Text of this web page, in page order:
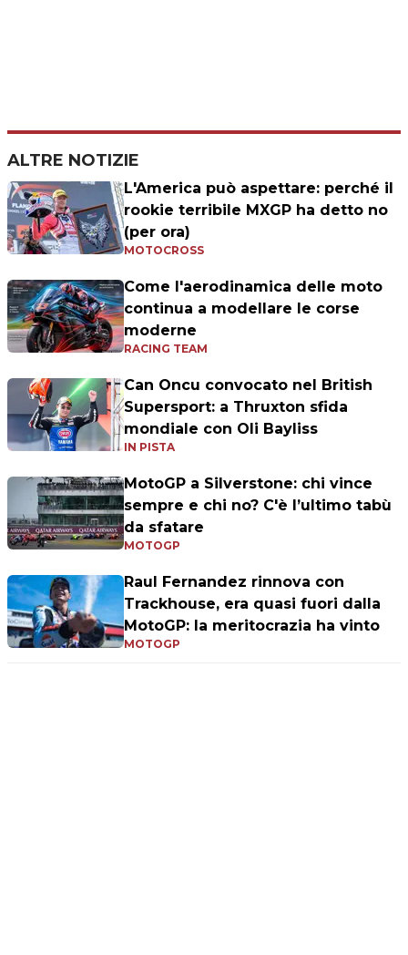
ALTRE NOTIZIE
L'America può aspettare: perché il
rookie terribile MXGP ha detto no
(per ora)
MOTOCROSS
Come l'aerodinamica delle moto
continua a modellare le corse
moderne
RACING TEAM
Can Oncu convocato nel British
Supersport: a Thruxton sfida
mondiale con Oli Bayliss
IN PISTA
MotoGP a Silverstone: chi vince
sempre e chi no? C'è l’ultimo tabù
da sfatare
MOTOGP
Raul Fernandez rinnova con
Trackhouse, era quasi fuori dalla
MotoGP: la meritocrazia ha vinto
MOTOGP